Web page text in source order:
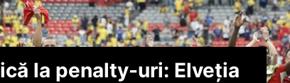
la penalty-uri: Elveția